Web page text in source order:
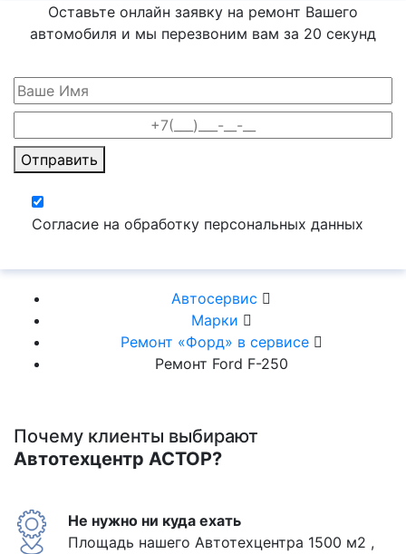
Оставьте онлайн заявку на ремонт Вашего
автомобиля и мы перезвоним вам за 20 секунд
Отправить
Согласие на обработку персональных данных
Автосервис
Марки
Ремонт «Форд» в сервисе
Ремонт Ford F-250
Почему клиенты выбирают
Автотехцентр АСТОР?
Не нужно ни куда ехать
Площадь нашего Автотехцентра 1500 м2 ,